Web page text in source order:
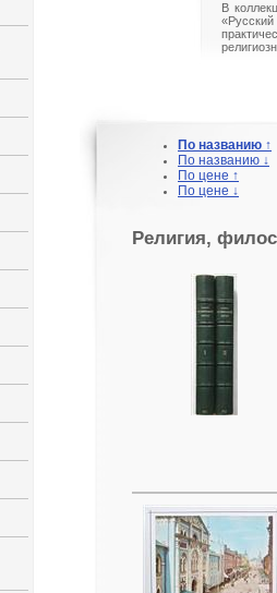
В
По названию ↑
По названию ↓
По цене ↑
По цене ↓
Религия,